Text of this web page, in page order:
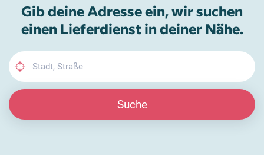
Gib deine Adresse ein, wir suchen
einen Lieferdienst in deiner Nähe.
Suche